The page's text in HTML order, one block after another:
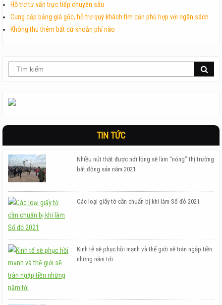
Hỗ trợ tư vấn trực tiếp chuyên sâu
Cung cấp bảng giá gốc, hỗ trợ quý khách tìm căn phù hợp với ngân sách
Không thu thêm bất cứ khoản phí nào
TIN TỨC
Nhiều nút thắt được nới lỏng sẽ làm “nóng” thị trường
bất động sản năm 2021
Các loại giấy tờ cần chuẩn bị khi làm Sổ đỏ 2021
Kinh tế sẽ phục hồi mạnh và thế giới sẽ tràn ngập tiền
những năm tới